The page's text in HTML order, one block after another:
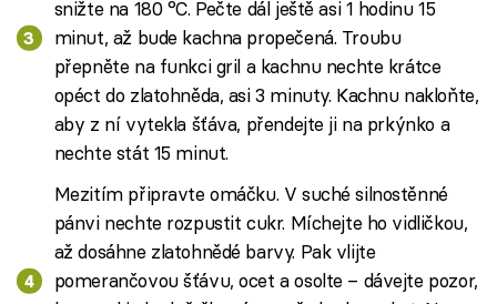
snižte na 180 °C. Pečte dál ještě asi 1 hodinu 15
minut, až bude kachna propečená. Troubu
přepněte na funkci gril a kachnu nechte krátce
opéct do zlatohněda, asi 3 minuty. Kachnu nakloňte,
aby z ní vytekla šťáva, přendejte ji na prkýnko a
nechte stát 15 minut.
Mezitím připravte omáčku. V suché silnostěnné
pánvi nechte rozpustit cukr. Míchejte ho vidličkou,
až dosáhne zlatohnědé barvy. Pak vlijte
pomerančovou šťávu, ocet a osolte – dávejte pozor,